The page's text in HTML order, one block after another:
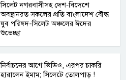
সিলেট নগরবাসীসহ দেশ-বিদেশে
অবস্থানরত সকলের প্রতি বাংলাদেশ বৌদ্ধ
যুব পরিষদ-সিলেট অঞ্চলের ঈদের
শুভেচ্ছা
নির্বাচনের আগে ভিডিও, এরপর চাকরি
হারালেন ইমাম; সিলেটে তোলপাড় !